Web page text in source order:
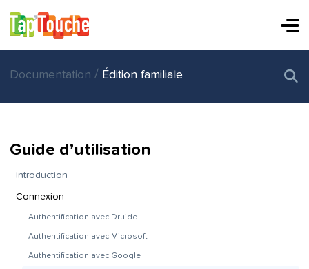
Documentation / Édition familiale
Guide d’utilisation
Introduction
Connexion
Authentification avec Druide
Authentification avec Microsoft
Authentification avec Google